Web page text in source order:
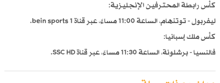
كأس رابطة المحترفين الإنجليزية:
ليفربول - توتنهام، الساعة 11:00 مساءً، عبر قناة bein sports 1.
كأس ملك إسبانيا:
فالنسيا - برشلونة، الساعة 11:30 مساءً، عبر قناة SSC HD.